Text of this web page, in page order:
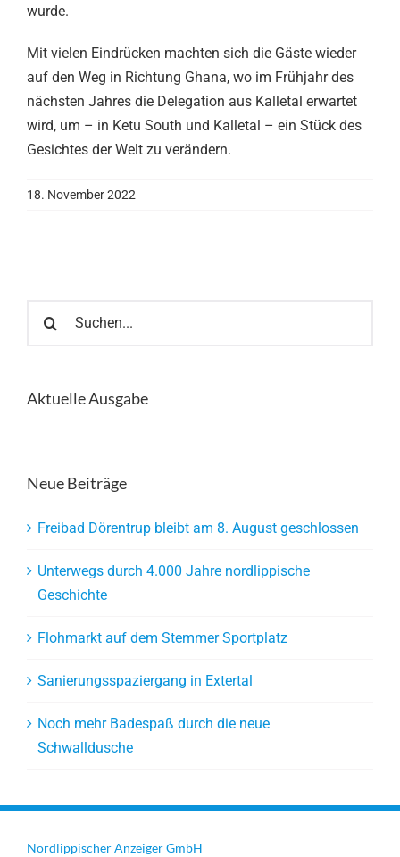
wurde.
Mit vielen Eindrücken machten sich die Gäste wieder
auf den Weg in Richtung Ghana, wo im Frühjahr des
nächsten Jahres die Delegation aus Kalletal erwartet
wird, um – in Ketu South und Kalletal – ein Stück des
Gesichtes der Welt zu verändern.
18. November 2022
nach:
Aktuelle Ausgabe
Neue Beiträge
Freibad Dörentrup bleibt am 8. August geschlossen
Unterwegs durch 4.000 Jahre nordlippische
Geschichte
Flohmarkt auf dem Stemmer Sportplatz
Sanierungsspaziergang in Extertal
Noch mehr Badespaß durch die neue
Schwalldusche
Nordlippischer Anzeiger GmbH